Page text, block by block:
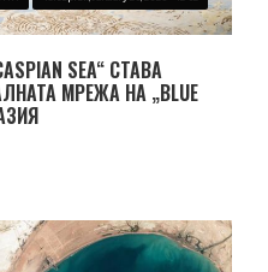
SEA“ СТАВА
МРЕЖА НА „BLUE